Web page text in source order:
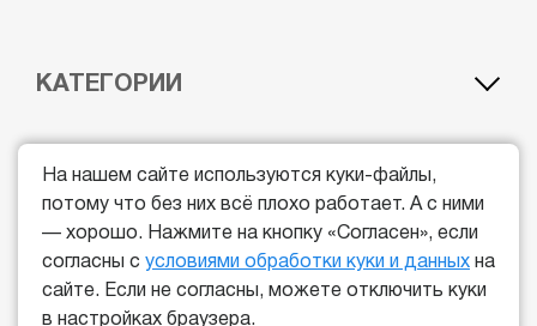
КАТЕГОРИИ
A — мотоцикл
B — легковой автомобиль
C — грузовой автомобиль
D — автобус
CE — грузовой автомобиль с прицепом
DE — автобус c прицепом
Квадроцикл
Снегоход
Автошкола выходного дня
Курс обучения водителей погрузчиков
Курс обучения машинистов экскаватора
Курс обучения машиниста бульдозера
Курс обучения машиниста автогрейдера
Гидроцикл
Судовождение
ОБЩИЕ
Цены
Статьи
Пользовательское соглашение
Политика конфиденциальности
На нашем сайте используются куки-файлы,
потому что без них всё плохо работает. А с ними
— хорошо. Нажмите на кнопку «Согласен», если
согласны с условиями обработки куки и данных на
сайте. Если не согласны, можете отключить куки
в настройках браузера.